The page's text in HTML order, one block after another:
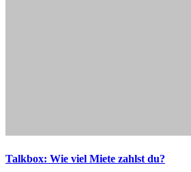
Talkbox: Wie viel Miete zahlst du?